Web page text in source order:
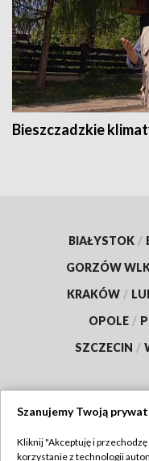
Bieszczadzkie
BIAŁYSTOK /
GORZÓW
KRAKÓW /
OPOLE /
SZCZECIN /
Szanujemy Twoją
Kliknij "Akceptuję i
korzystanie z technologii